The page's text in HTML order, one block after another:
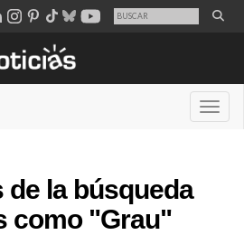
de la búsqueda
como "Grau"